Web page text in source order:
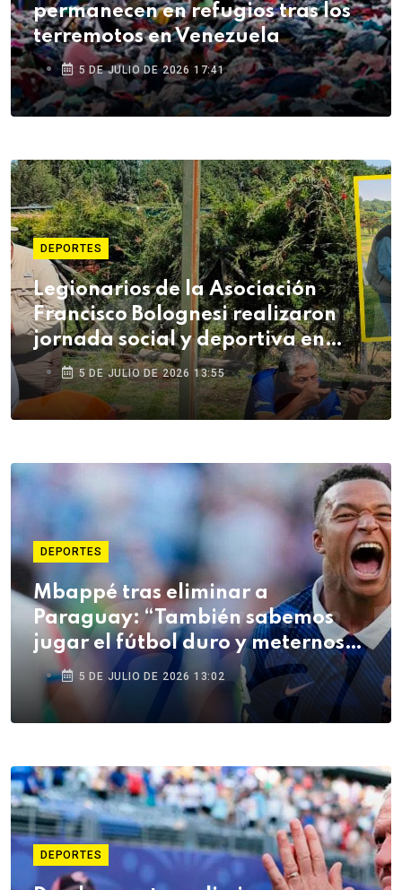
permanecen en refugios tras los
terremotos en Venezuela
5 DE JULIO DE 2026 17:41
DEPORTES
Legionarios de la Asociación
Francisco Bolognesi realizaron
jornada social y deportiva en
Arequipa
5 DE JULIO DE 2026 13:55
DEPORTES
Mbappé tras eliminar a
Paraguay: “También sabemos
jugar el fútbol duro y meternos
en la pelea”
5 DE JULIO DE 2026 13:02
DEPORTES